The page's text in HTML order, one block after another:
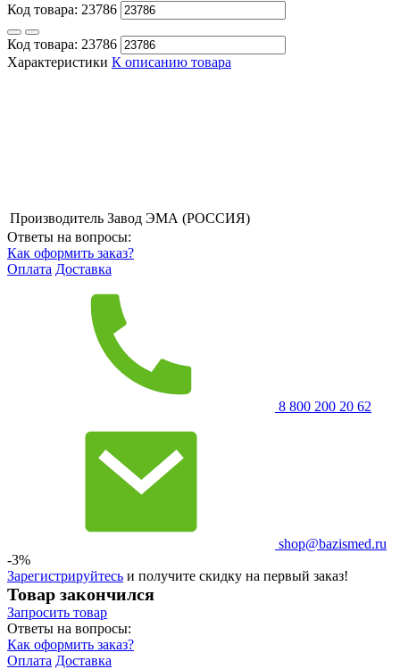
Код товара: 23786
Код товара: 23786
Характеристики К описанию товара
Производитель Завод ЭМА (РОССИЯ)
Ответы на вопросы:
Как оформить заказ?
Оплата Доставка
8 800 200 20 62
shop@bazismed.ru
-3%
Зарегистрируйтесь и получите скидку на первый заказ!
Товар закончился
Запросить товар
Ответы на вопросы:
Как оформить заказ?
Оплата Доставка